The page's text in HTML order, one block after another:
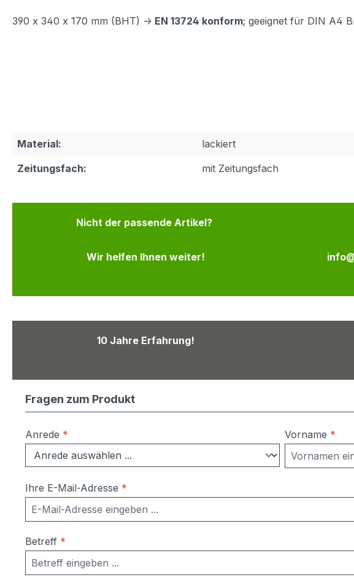
390 x 340 x 170 mm (BHT) -> EN 13724 konform; geeignet für DIN A4
Material:
lackiert
Zeitungsfach:
mit Zeitungsfach
Nicht der passende Artikel?
Wir helfen Ihnen weiter!
10 Jahre Erfahrung!
Fragen zum Produkt
Anrede * Vorname *
Ihre E-Mail-Adresse *
Betreff *